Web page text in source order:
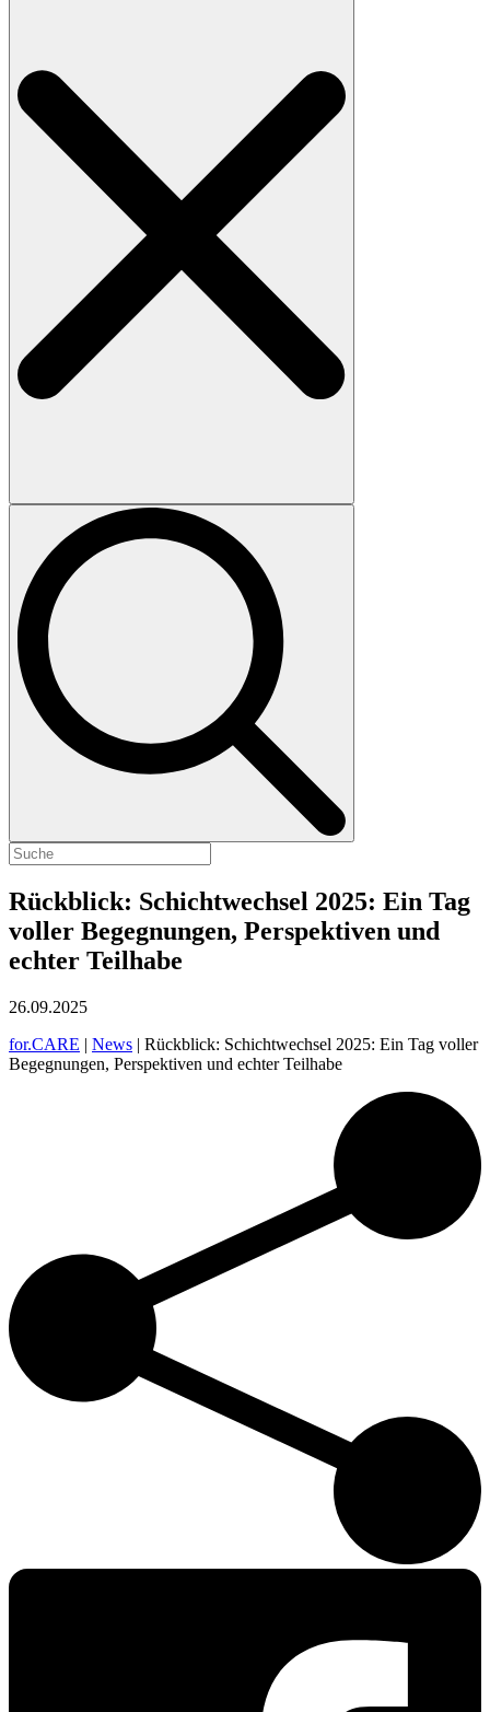
Rückblick: Schichtwechsel 2025: Ein Tag
voller Begegnungen, Perspektiven und
echter Teilhabe
26.09.2025
for.CARE | News | Rückblick: Schichtwechsel 2025: Ein Tag voller
Begegnungen, Perspektiven und echter Teilhabe